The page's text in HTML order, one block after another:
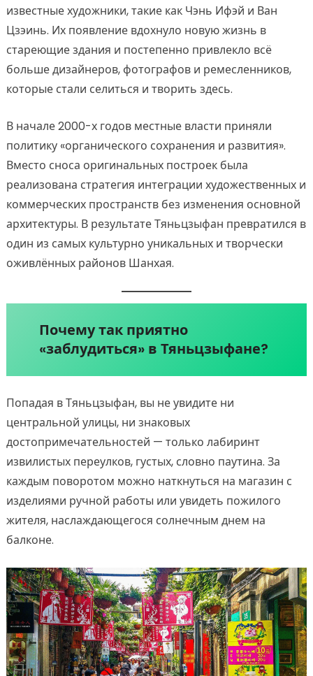
известные художники, такие как Чэнь Ифэй и Ван
Цзэинь. Их появление вдохнуло новую жизнь в
стареющие здания и постепенно привлекло всё
больше дизайнеров, фотографов и ремесленников,
которые стали селиться и творить здесь.
В начале 2000-х годов местные власти приняли
политику «органического сохранения и развития».
Вместо сноса оригинальных построек была
реализована стратегия интеграции художественных и
коммерческих пространств без изменения основной
архитектуры. В результате Тяньцзыфан превратился в
один из самых культурно уникальных и творчески
оживлённых районов Шанхая.
Почему так приятно
«заблудиться» в Тяньцзыфане?
Попадая в Тяньцзыфан, вы не увидите ни
центральной улицы, ни знаковых
достопримечательностей — только лабиринт
извилистых переулков, густых, словно паутина. За
каждым поворотом можно наткнуться на магазин с
изделиями ручной работы или увидеть пожилого
жителя, наслаждающегося солнечным днем на
балконе.